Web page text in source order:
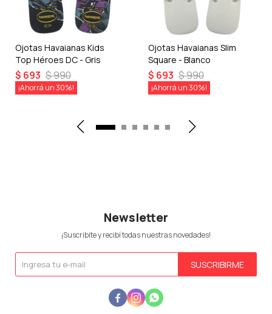
Ojotas Havaianas Kids
Top Héroes DC - Gris
$ 693 $990
30
Ojotas Havaianas Slim
Square - Blanco
$ 693 $990
30
Newsletter
¡Suscribite y recibí todas nuestras novedades!
SUSCRIBIRME
  